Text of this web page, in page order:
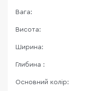
Вага:
Висота:
Ширина:
Глибина :
Основний колір: